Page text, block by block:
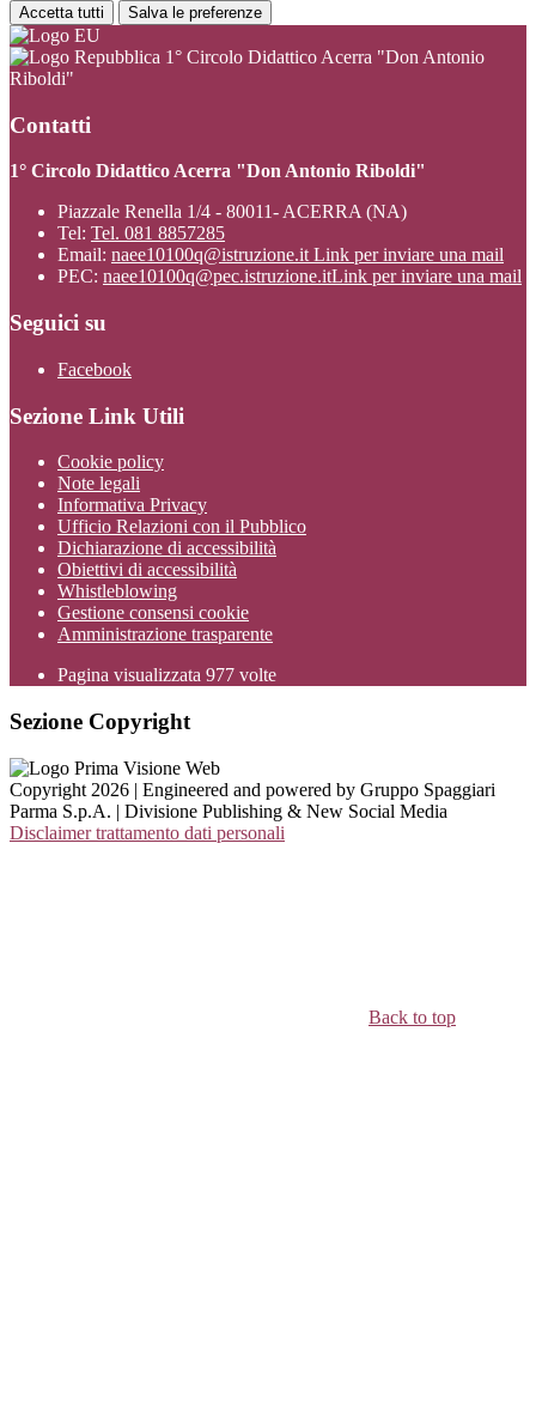
Accetta tutti Salva le preferenze
1° Circolo Didattico Acerra "Don Antonio
Riboldi"
Contatti
1° Circolo Didattico Acerra "Don Antonio Riboldi"
Piazzale Renella 1/4 - 80011- ACERRA (NA)
Tel: Tel. 081 8857285
Email: naee10100q@istruzione.itLink per inviare una mail
PEC: naee10100q@pec.istruzione.itLink per inviare una mail
Seguici su
Facebook
Sezione Link Utili
Cookie policy
Note legali
Informativa Privacy
Ufficio Relazioni con il Pubblico
Dichiarazione di accessibilità
Obiettivi di accessibilità
Whistleblowing
Gestione consensi cookie
Amministrazione trasparente
Pagina visualizzata 977 volte
Sezione Copyright
Copyright 2026 | Engineered and powered by Gruppo Spaggiari
Parma S.p.A. | Divisione Publishing & New Social Media
Disclaimer trattamento dati personali
Back to top